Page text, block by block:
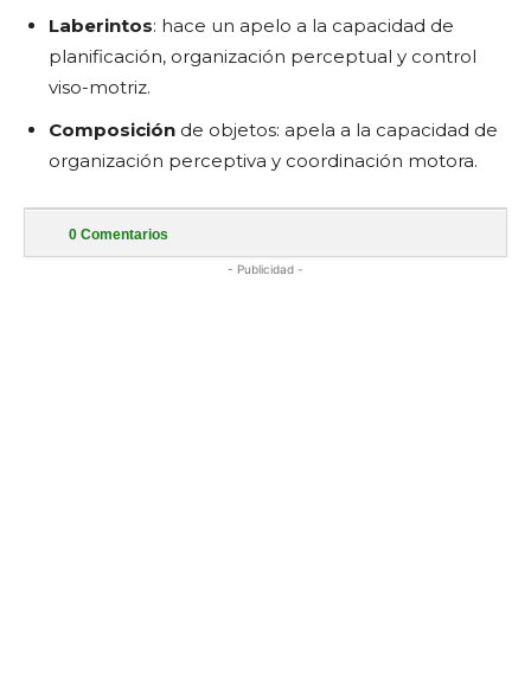
Laberintos: hace un apelo a la capacidad de
planificación, organización perceptual y control
viso-motriz.
Composición de objetos: apela a la capacidad de
organización perceptiva y coordinación motora.
0 Comentarios
- Publicidad -